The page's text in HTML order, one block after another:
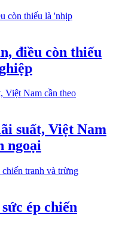
điều còn thiếu
suất, Việt Nam
ngoại
ép chiến